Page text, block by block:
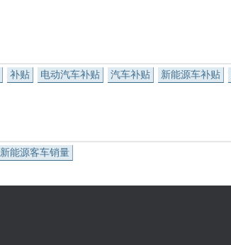
补贴 电动汽车补贴 汽车补贴 新能源车补贴
新能源客车销量